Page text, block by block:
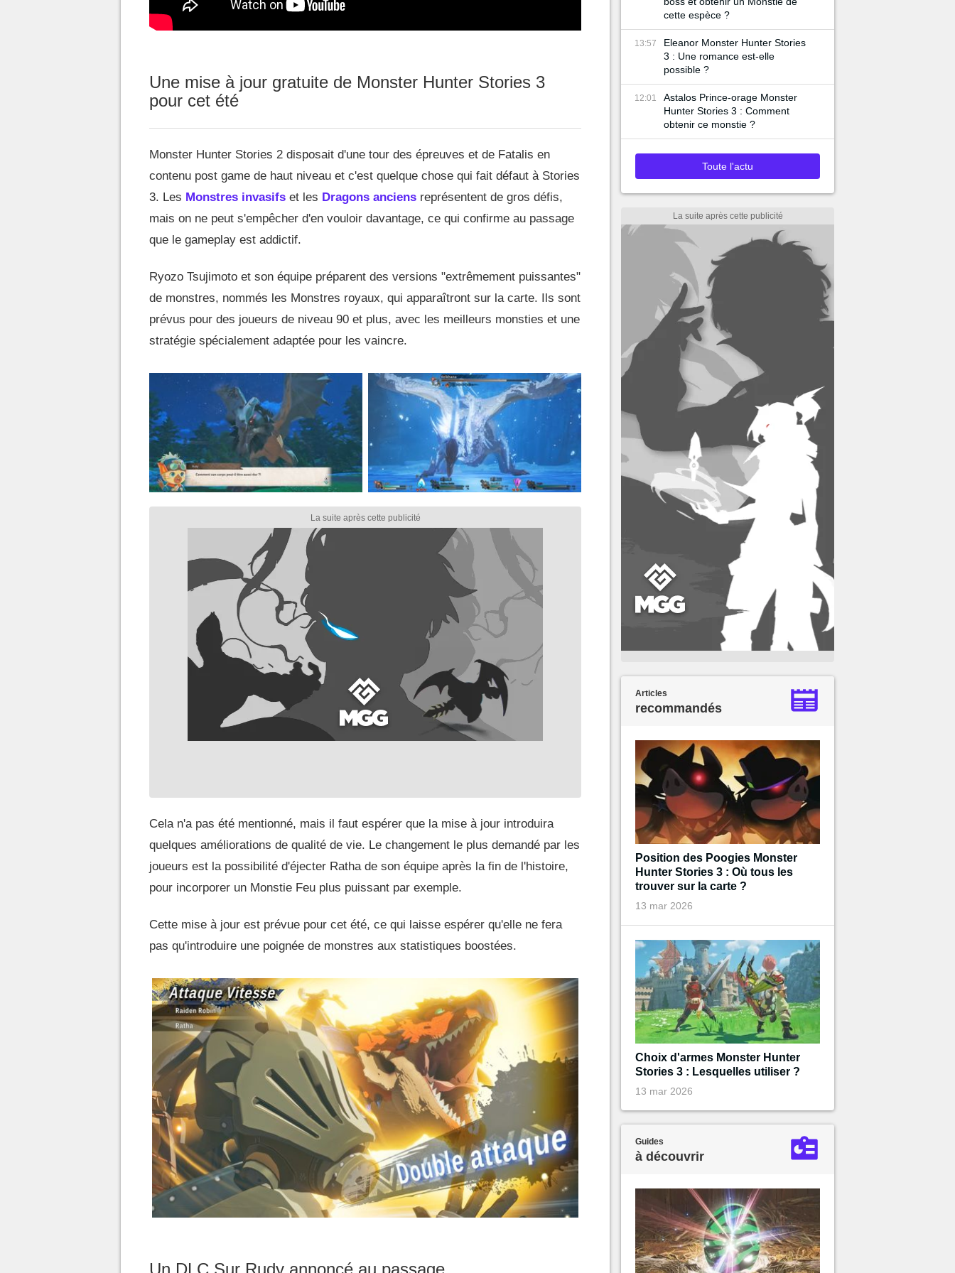
Une mise à jour gratuite de Monster Hunter Stories 3
pour cet été
Monster Hunter Stories 2 disposait d'une tour des épreuves et de Fatalis en
contenu post game de haut niveau et c'est quelque chose qui fait défaut à Stories
3. Les Monstres invasifs et les Dragons anciens représentent de gros défis,
mais on ne peut s'empêcher d'en vouloir davantage, ce qui confirme au passage
que le gameplay est addictif.
Ryozo Tsujimoto et son équipe préparent des versions "extrêmement puissantes"
de monstres, nommés les Monstres royaux, qui apparaîtront sur la carte. Ils sont
prévus pour des joueurs de niveau 90 et plus, avec les meilleurs monsties et une
stratégie spécialement adaptée pour les vaincre.
Cela n'a pas été mentionné, mais il faut espérer que la mise à jour introduira
quelques améliorations de qualité de vie. Le changement le plus demandé par les
joueurs est la possibilité d'éjecter Ratha de son équipe après la fin de l'histoire,
pour incorporer un Monstie Feu plus puissant par exemple.
Cette mise à jour est prévue pour cet été, ce qui laisse espérer qu'elle ne fera
pas qu'introduire une poignée de monstres aux statistiques boostées.
Un DLC Sur Rudy annoncé au passage
cette espèce ?
13:57
Eleanor Monster Hunter Stories
3 : Une romance est-elle
possible ?
12:01
Astalos Prince-orage Monster
Hunter Stories 3 : Comment
obtenir ce monstie ?
Toute l'actu
Articles
recommandés
Position des Poogies Monster
Hunter Stories 3 : Où tous les
trouver sur la carte ?
13 mar 2026
Choix d'armes Monster Hunter
Stories 3 : Lesquelles utiliser ?
13 mar 2026
Guides
à découvrir